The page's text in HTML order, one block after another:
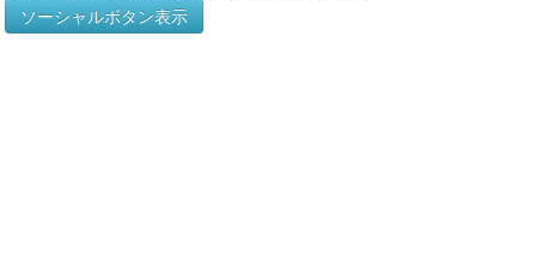
ソーシャルボタン表示